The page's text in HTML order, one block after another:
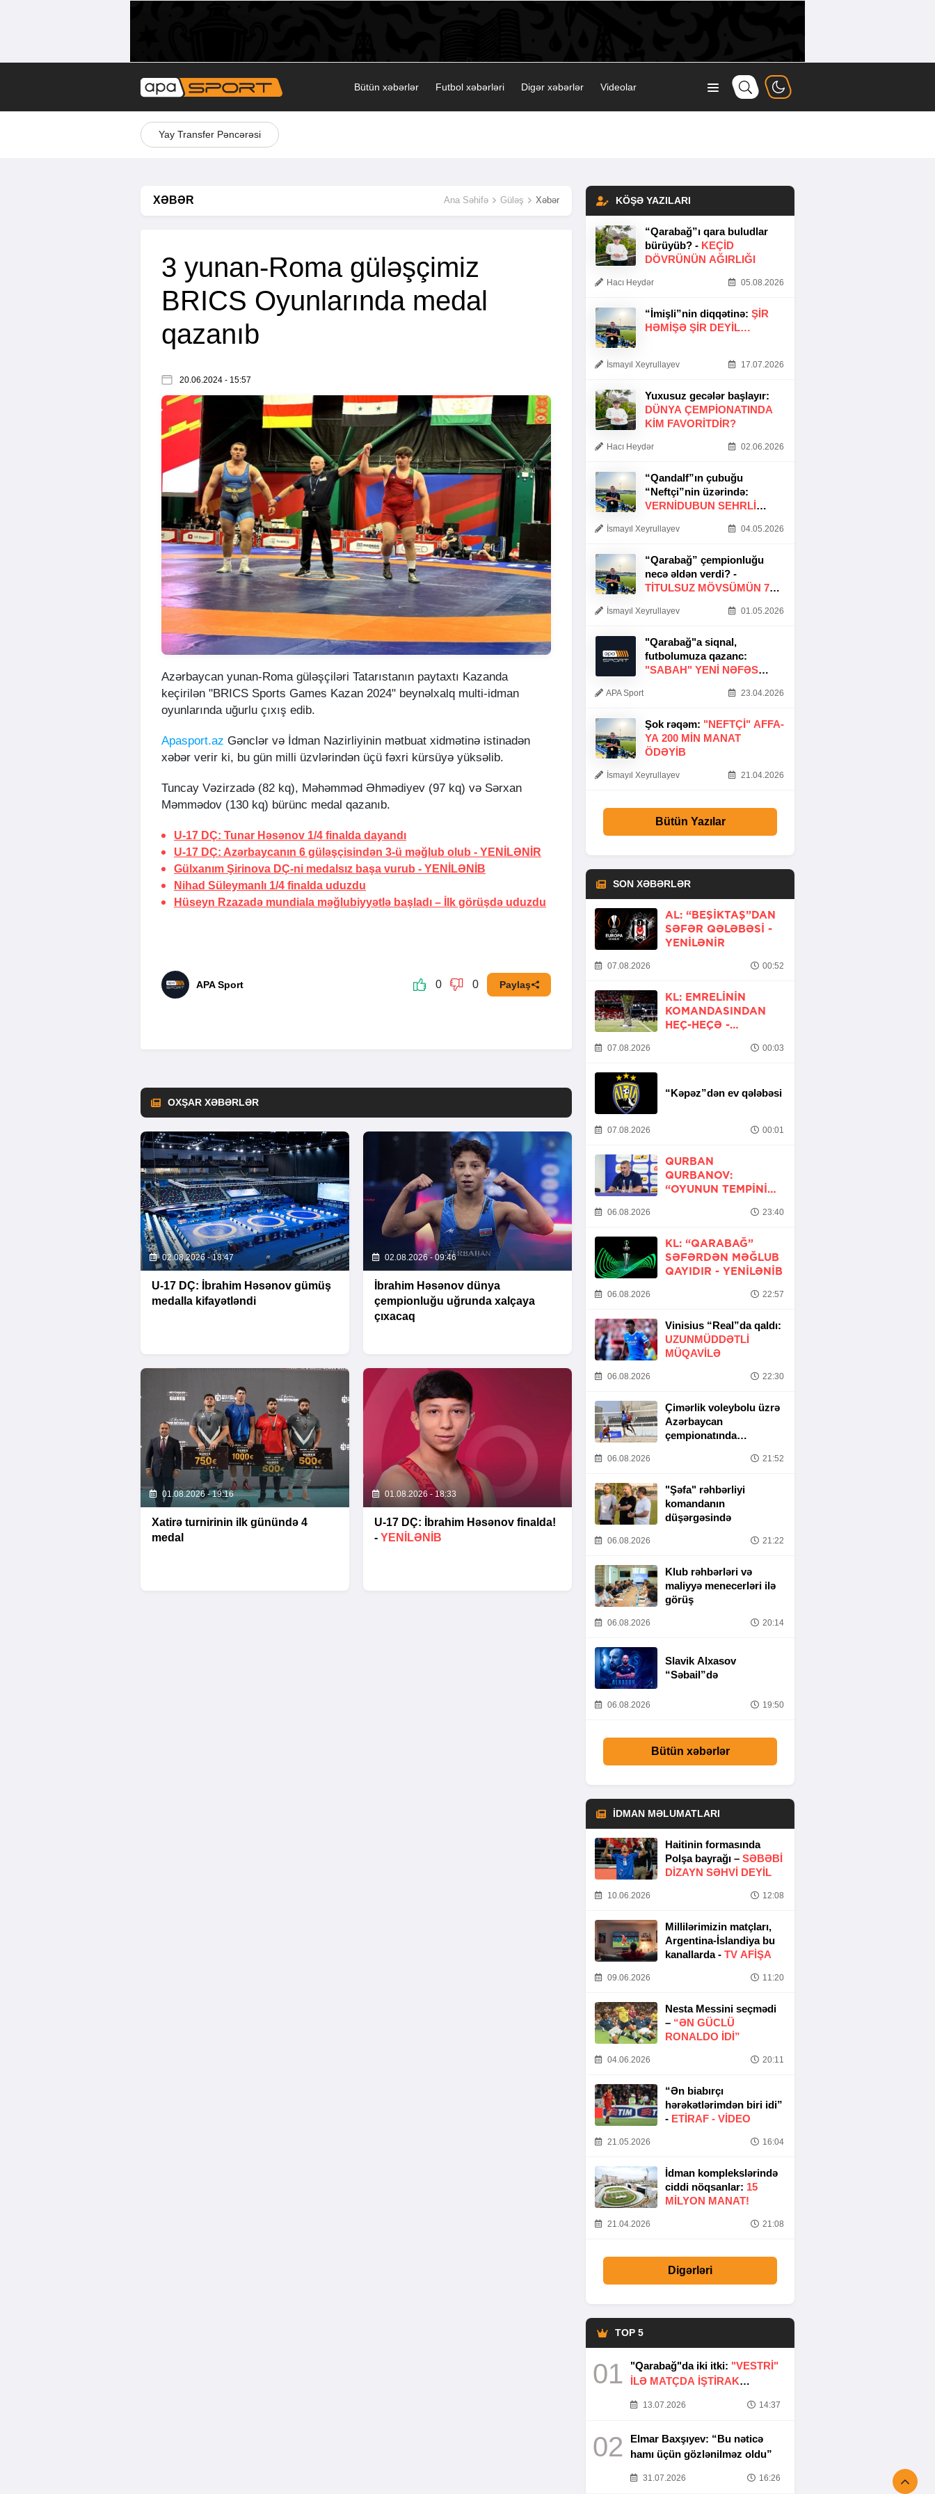
Bütün xəbərlər Futbol xəbərləri Digər xəbərlər Videolar
Yay Transfer Pəncərəsi
XƏBƏR Ana Səhifə Güləş Xəbər
3 yunan-Roma güləşçimiz
BRICS Oyunlarında medal
qazanıb
20.06.2024 - 15:57
Azərbaycan yunan-Roma güləşçiləri Tatarıstanın paytaxtı Kazanda
keçirilən "BRICS Sports Games Kazan 2024" beynəlxalq multi-idman
oyunlarında uğurlu çıxış edib.
Apasport.az Gənclər və İdman Nazirliyinin mətbuat xidmətinə istinadən
xəbər verir ki, bu gün milli üzvlərindən üçü fəxri kürsüyə yüksəlib.
Tuncay Vəzirzadə (82 kq), Məhəmməd Əhmədiyev (97 kq) və Sərxan
Məmmədov (130 kq) bürünc medal qazanıb.
U-17 DÇ: Tunar Həsənov 1/4 finalda dayandı
U-17 DÇ: Azərbaycanın 6 güləşçisindən 3-ü məğlub olub - YENİLƏNİR
Gülxanım Şirinova DÇ-ni medalsız başa vurub - YENİLƏNİB
Nihad Süleymanlı 1/4 finalda uduzdu
Hüseyn Rzazadə mundiala məğlubiyyətlə başladı –
İlk görüşdə uduzdu
APA Sport 0 0 Paylaş
OXŞAR XƏBƏRLƏR
02.08.2026 - 18:47
U-17 DÇ: İbrahim Həsənov gümüş
medalla kifayətləndi
02.08.2026 - 09:46
İbrahim Həsənov dünya
çempionluğu uğrunda xalçaya
çıxacaq
01.08.2026 - 19:16
Xatirə turnirinin ilk günündə 4
medal
01.08.2026 - 18:33
U-17 DÇ: İbrahim Həsənov finalda!
- YENİLƏNİB
KÖŞƏ YAZILARI
“Qarabağ”ı qara buludlar
bürüyüb? - KEÇID
DÖVRÜNÜN AĞIRLIĞI
Hacı Heydər 05.08.2026
“İmişli”nin diqqətinə: ŞIR
HƏMIŞƏ ŞIR DEYIL…
İsmayıl Xeyrullayev 17.07.2026
Yuxusuz gecələr başlayır:
DÜNYA ÇEMPIONATINDA
KIM FAVORITDIR?
Hacı Heydər 02.06.2026
“Qandalf”ın çubuğu
“Neftçi”nin üzərində:
VERNİDUBUN SEHRLİ
İsmayıl Xeyrullayev 04.05.2026
“Qarabağ” çempionluğu
necə əldən verdi? -
TITULSUZ MÖVSÜMÜN 7
İsmayıl Xeyrullayev 01.05.2026
"Qarabağ"a siqnal,
futbolumuza qazanc:
"SABAH" YENI NƏFƏS
APA Sport 23.04.2026
Şok rəqəm: "NEFTÇI" AFFA-
YA 200 MIN MANAT
ÖDƏYIB
İsmayıl Xeyrullayev 21.04.2026
Bütün Yazılar
SON XƏBƏRLƏR
AL: “BEŞIKTAŞ”DAN
SƏFƏR QƏLƏBƏSI -
YENİLƏNİR
07.08.2026 00:52
KL: EMRELININ
KOMANDASINDAN
HEÇ-HEÇƏ -
07.08.2026 00:03
“Kəpəz”dən ev qələbəsi
07.08.2026 00:01
QURBAN
QURBANOV:
“OYUNUN TEMPINI
06.08.2026 23:40
KL: “QARABAĞ”
SƏFƏRDƏN MƏĞLUB
QAYIDIR - YENİLƏNİB
06.08.2026 22:57
Vinisius “Real”da qaldı:
UZUNMÜDDƏTLİ
MÜQAVİLƏ
06.08.2026 22:30
Çimərlik voleybolu üzrə
Azərbaycan
çempionatında
06.08.2026 21:52
"Şəfa" rəhbərliyi
komandanın
düşərgəsində
06.08.2026 21:22
Klub rəhbərləri və
maliyyə menecerləri ilə
görüş
06.08.2026 20:14
Slavik Alxasov
“Səbail”də
06.08.2026 19:50
Bütün xəbərlər
İDMAN MƏLUMATLARI
Haitinin formasında
Polşa bayrağı – SƏBƏBI
DIZAYN SƏHVI DEYIL
10.06.2026 12:08
Millilərimizin matçları,
Argentina-İslandiya bu
kanallarda - TV AFİŞA
09.06.2026 11:20
Nesta Messini seçmədi
– “ƏN GÜCLÜ
RONALDO IDI”
04.06.2026 20:11
“Ən biabırçı
hərəkətlərimdən biri idi”
- ETIRAF - VİDEO
21.05.2026 16:04
İdman komplekslərində
ciddi nöqsanlar: 15
MILYON MANAT!
21.04.2026 21:08
Digərləri
TOP 5
01 "Qarabağ"da iki itki: "VESTRİ"
İLƏ MATÇDA İŞTİRAK
13.07.2026 14:37
02
Elmar Baxşıyev: “Bu nəticə
hamı üçün gözlənilməz oldu”
31.07.2026 16:26